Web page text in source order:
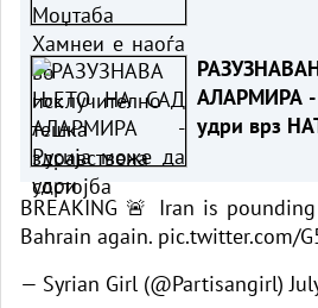
АЛАРМИРА -
удри врз
BREAKING 🚨 Iran is
Bahrain again. pic.twitter.com/
— Syrian Girl (@Partisangirl)